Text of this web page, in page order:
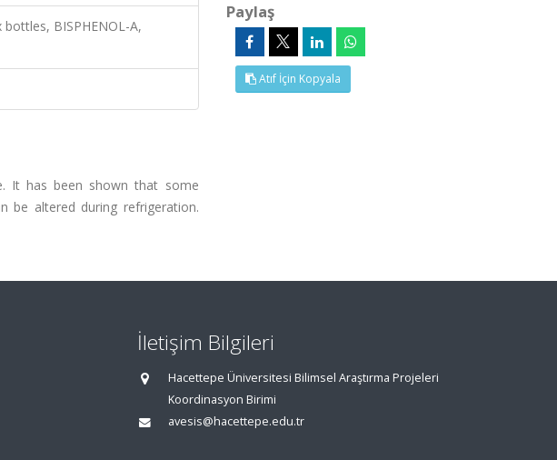
BISPHENOL-A,
It has been shown that some
be altered during refrigeration.
Paylaş
Atıf İçin Kopyala
İletişim Bilgileri
Hacettepe Üniversitesi Bilimsel Araştırma Projeleri
Koordinasyon Birimi
avesis@hacettepe.edu.tr